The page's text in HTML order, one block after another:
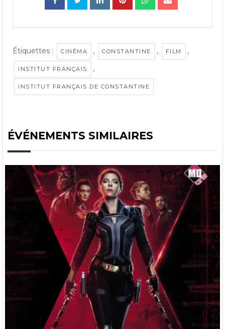
Étiquettes : CINÉMA , CONSTANTINE , FILM ,
INSTITUT FRANÇAIS ,
INSTITUT FRANÇAIS DE CONSTANTINE
ÉVÉNEMENTS SIMILAIRES